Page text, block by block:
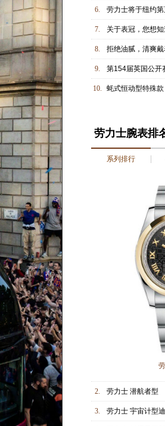
6. 劳力士将于纽约
7. 关于表冠，您想
8. 拒绝油腻，清爽
9. 第154届英国公开赛将于
10. 蚝式恒动型特殊
劳力士腕表排
系列排行
2. 劳力士 潜航者型
3. 劳力士 宇宙计型